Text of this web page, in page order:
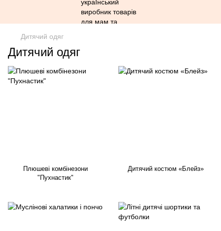
Дитячий одяг
Дитячий одяг
Плюшеві комбінезони
"Пухнастик"
Дитячий костюм «Блейз»